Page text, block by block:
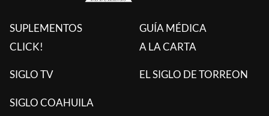
SUPLEMENTOS
CLICK!
GUÍA MÉDICA
A LA CARTA
SIGLO TV EL SIGLO DE TORREON
SIGLO COAHUILA